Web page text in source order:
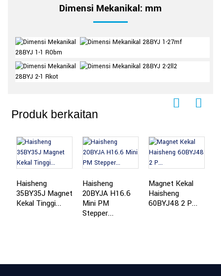
Dimensi Mekanikal: mm
Produk berkaitan
Haisheng
35BY35J Magnet
Kekal Tinggi...
Haisheng
20BYJA H16.6
Mini PM
Stepper...
Magnet Kekal
Haisheng
60BYJ48 2 P...